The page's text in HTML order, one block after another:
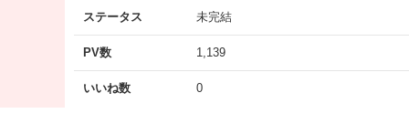
ステータス 未完結
PV数 1,139
いいね数 0